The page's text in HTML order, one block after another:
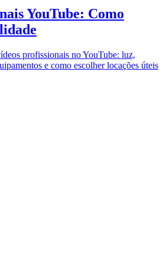
YouTube: Como
profissionais no YouTube: luz,
e como escolher locações úteis